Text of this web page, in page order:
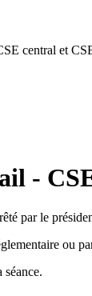
central et
-
par le
ou